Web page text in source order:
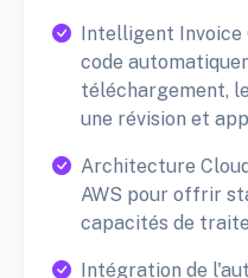
Intelligent
code
téléchargement,
une révision et
Architecture
AWS pour offrir
capacités de
Intégration de